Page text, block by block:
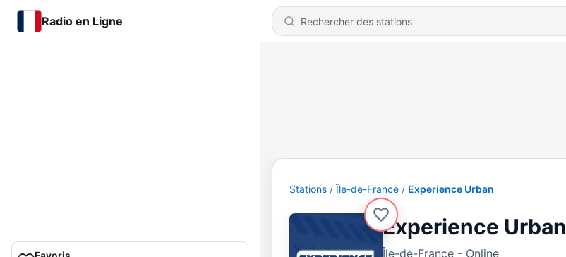
Radio en Ligne
Stations Île-de-France Experience Urban
Experience Urban
Île-de-France - Online